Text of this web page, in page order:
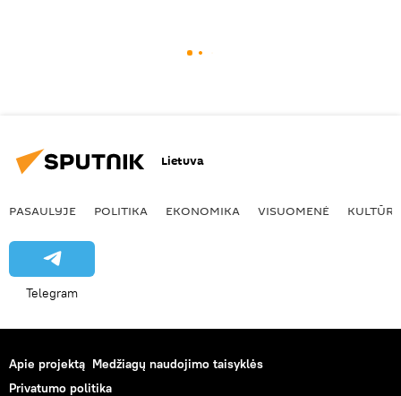
Lietuva
PASAULYJE POLITIKA EKONOMIKA VISUOMENĖ KULTŪRA
Telegram
Apie projektą Medžiagų naudojimo taisyklės
Privatumo politika